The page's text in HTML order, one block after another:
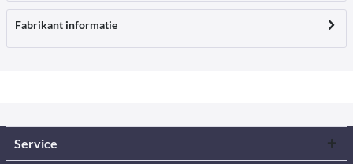
Fabrikant informatie
Service